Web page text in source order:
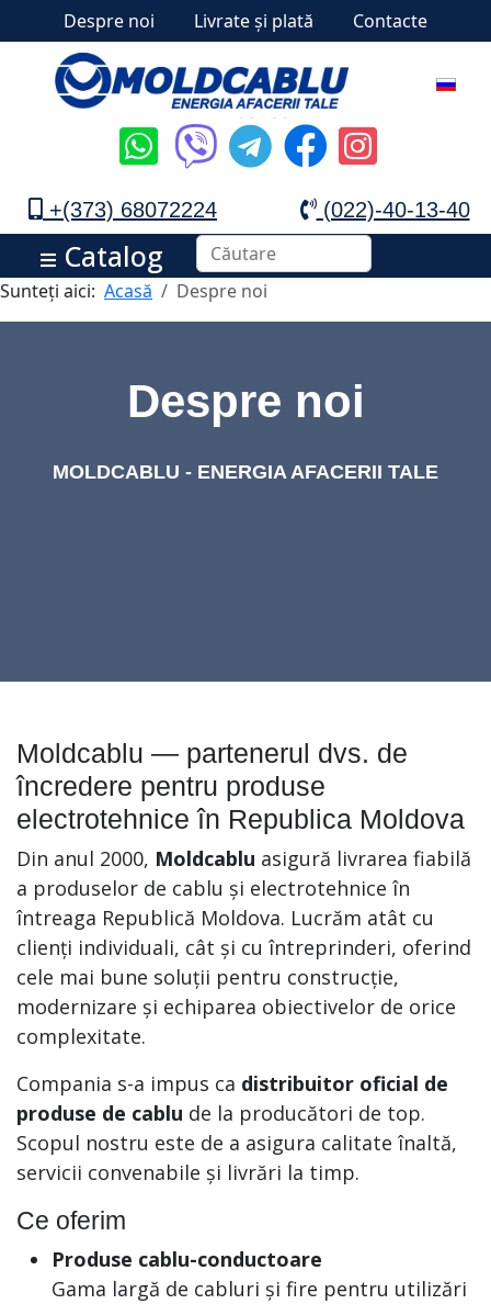
Despre noi Livrate și plată Contacte
+(373) 68072224 (022)-40-13-40
Catalog
Sunteți aici: Acasă Despre noi
Despre noi
MOLDCABLU - ENERGIA AFACERII TALE
Moldcablu — partenerul dvs. de
încredere pentru produse
electrotehnice în Republica Moldova
Din anul 2000, Moldcablu asigură livrarea fiabilă
a produselor de cablu și electrotehnice în
întreaga Republică Moldova. Lucrăm atât cu
clienți individuali, cât și cu întreprinderi, oferind
cele mai bune soluții pentru construcție,
modernizare și echiparea obiectivelor de orice
complexitate.
Compania s-a impus ca distribuitor oficial de
produse de cablu de la producători de top.
Scopul nostru este de a asigura calitate înaltă,
servicii convenabile și livrări la timp.
Ce oferim
Produse cablu-conductoare
Gama largă de cabluri și fire pentru utilizări